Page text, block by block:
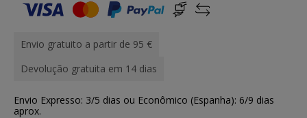
Envio gratuito a partir de 95 €
Devolução gratuita em 14 dias
Envio Expresso: 3/5 dias ou Econômico (Espanha): 6/9 dias
aprox.